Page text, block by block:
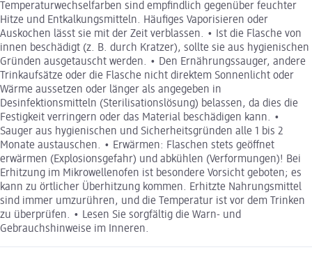
Temperaturwechselfarben sind empfindlich gegenüber feuchter
Hitze und Entkalkungsmitteln. Häufiges Vaporisieren oder
Auskochen lässt sie mit der Zeit verblassen. • Ist die Flasche von
innen beschädigt (z. B. durch Kratzer), sollte sie aus hygienischen
Gründen ausgetauscht werden. • Den Ernährungssauger, andere
Trinkaufsätze oder die Flasche nicht direktem Sonnenlicht oder
Wärme aussetzen oder länger als angegeben in
Desinfektionsmitteln (Sterilisationslösung) belassen, da dies die
Festigkeit verringern oder das Material beschädigen kann. •
Sauger aus hygienischen und Sicherheitsgründen alle 1 bis 2
Monate austauschen. • Erwärmen: Flaschen stets geöffnet
erwärmen (Explosionsgefahr) und abkühlen (Verformungen)! Bei
Erhitzung im Mikrowellenofen ist besondere Vorsicht geboten; es
kann zu örtlicher Überhitzung kommen. Erhitzte Nahrungsmittel
sind immer umzurühren, und die Temperatur ist vor dem Trinken
zu überprüfen. • Lesen Sie sorgfältig die Warn- und
Gebrauchshinweise im Inneren.